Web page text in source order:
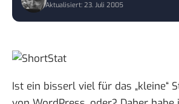
Aktualisiert: 23. Juli 2005
Ist ein bisserl viel für das „kleine“